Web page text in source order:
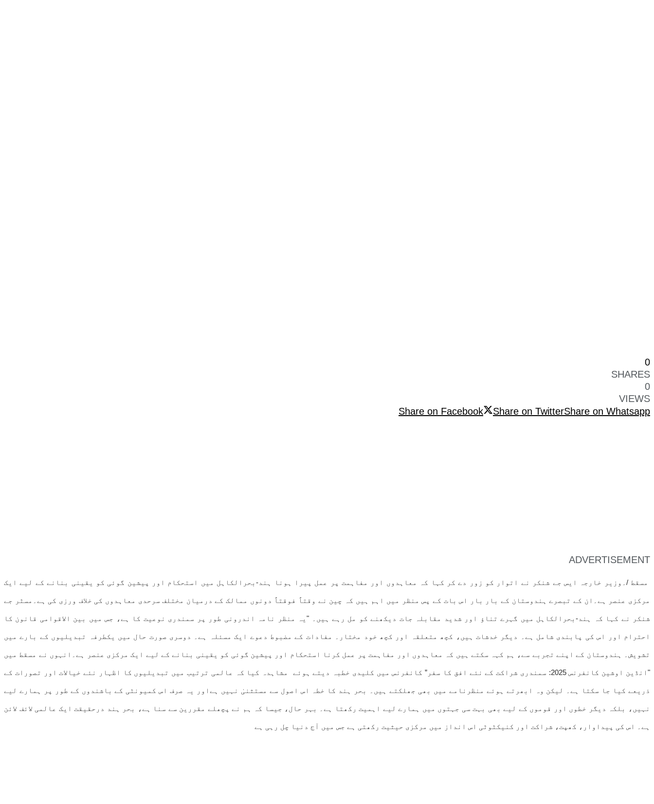
0
SHARES
0
VIEWS
Share on Facebook
Share on TwitterShare on Whatsapp
ADVERTISEMENT
مسقط /۔وزیر خارجہ ایس جے شنکر نے اتوار کو زور دے کر کہا کہ معاہدوں اور مفاہمت پر عمل پیرا ہونا ہند-بحرالکاہل میں استحکام اور پیشین گوئی کو یقینی بنانے کے لیے ایک
مرکزی عنصر ہے۔ان کے تبصرے ہندوستان کے بار بار اس بات کے پس منظر میں اہم ہیں کہ چین نے وقتاً فوقتاً دونوں ممالک کے درمیان مختلف سرحدی معاہدوں کی خلاف ورزی کی ہے۔مسٹر جے
شنکر نے کہا کہ ہند-بحرالکاہل میں گہرے تناؤ اور شدید مقابلہ جات دیکھنے کو مل رہے ہیں۔ "یہ منظر نامہ اندرونی طور پر سمندری نوعیت کا ہے، جس میں بین الاقوامی قانون کا
احترام اور اس کی پابندی شامل ہے۔ دیگر خدشات ہیں، کچھ متعلقہ اور کچھ خود مختار۔ مفادات کے مضبوط دعوے ایک مسئلہ ہے۔ دوسری صورت حال میں یکطرفہ تبدیلیوں کے بارے میں
تشویش۔ ہندوستان کے اپنے تجربے سے، ہم کہہ سکتے ہیں کہ معاہدوں اور مفاہمت پر عمل کرنا استحکام اور پیشین گوئی کو یقینی بنانے کے لیے ایک مرکزی عنصر ہے۔انہوں نے مسقط میں
"انڈین اوشین کانفرنس 2025: سمندری شراکت کے نئے افق کا سفر” کانفرنس میں کلیدی خطبہ دیتے ہوئے مشاہدہ کیا کہ عالمی ترتیب میں تبدیلیوں کا اظہار نئے خیالات اور تصورات کے
ذریعے کیا جا سکتا ہے۔ لیکن وہ ابھرتے ہوئے منظرنامے میں بھی جھلکتے ہیں۔ بحر ہند کا خطہ اس اصول سے مستثنیٰ نہیں ہےاور یہ صرف اس کمیونٹی کے باشندوں کے طور پر ہمارے لیے
نہیں، بلکہ دیگر خطوں اور قوموں کے لیے بھی بہت سی جہتوں میں ہمارے لیے اہمیت رکھتا ہے۔ بہر حال، جیسا کہ ہم نے پچھلے مقررین سے سنا ہے، بحر ہند درحقیقت ایک عالمی لائف لائن
ہے۔ اس کی پیداوار، کھپت، شراکت اور کنیکٹوٹی اس انداز میں مرکزی حیثیت رکھتی ہے جس میں آج دنیا چل رہی ہے